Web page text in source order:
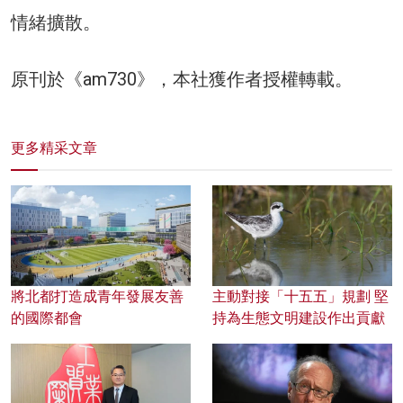
情緒擴散。
原刊於《am730》，本社獲作者授權轉載。
更多精采文章
將北都打造成青年發展友善
的國際都會
主動對接「十五五」規劃 堅
持為生態文明建設作出貢獻